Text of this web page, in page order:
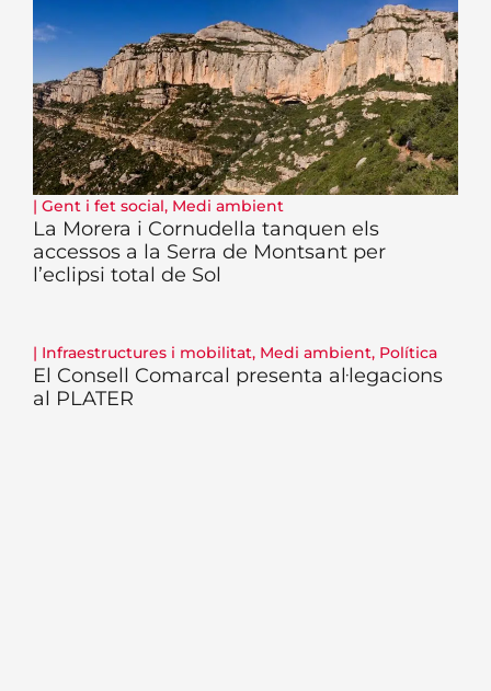
| Gent i fet social, Medi ambient
La Morera i Cornudella tanquen els
accessos a la Serra de Montsant per
l’eclipsi total de Sol
| Infraestructures i mobilitat, Medi ambient, Política
El Consell Comarcal presenta al·legacions
al PLATER